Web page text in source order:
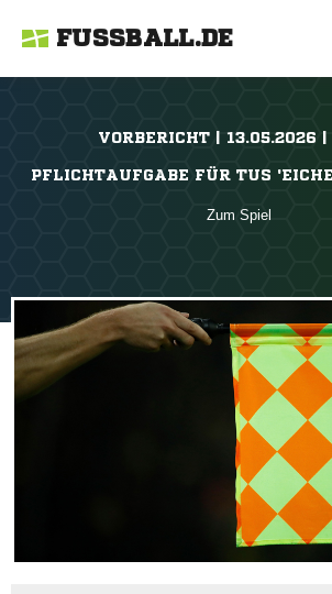
FUSSBALL.DE
VORBERICHT | 13.05.2026
PFLICHTAUFGABE FÜR TUS
Zum Spiel